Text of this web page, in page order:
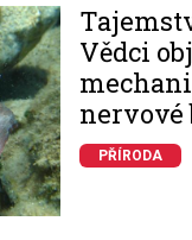
Vědci
PŘÍRODA